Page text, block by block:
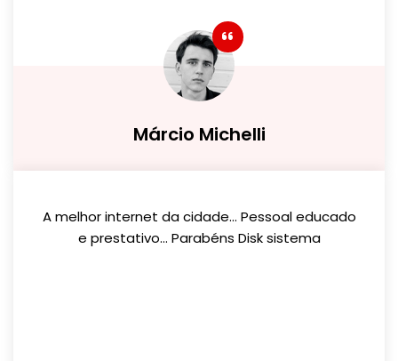
Márcio Michelli
A melhor internet da cidade... Pessoal educado
e prestativo... Parabéns Disk sistema